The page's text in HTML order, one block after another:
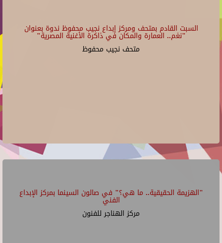
السبت القادم بمتحف ومركز إبداع نجيب محفوظ ندوة بعنوان
"نغم.. العمارة والمكان في ذاكرة الأغنية المصرية"
متحف نجيب محفوظ
"الهزيمة الحقيقية.. ما هي؟" في صالون السينما بمركز الإبداع
الفني
مركز الهناجر للفنون